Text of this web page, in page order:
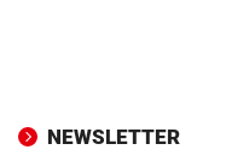
NEWSLETTER